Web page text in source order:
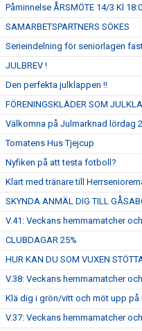
Påminnelse ÅRSMÖTE 14/3 Kl
SAMARBETSPARTNERS SÖKES
Serieindelning för seniorlagen
JULBREV !
Den perfekta julklappen !!
FÖRENINGSKLÄDER SOM
Välkomna på Julmarknad lördag
Tomatens Hus Tjejcup
Nyfiken på att testa fotboll?
Klart med tränare till
SKYNDA ANMÄL DIG TILL
V.41: Veckans hemmamatcher
CLUBDAGAR 25%
HUR KAN DU SOM VUXEN
V.38: Veckans hemmamatcher
Klä dig i grön/vitt och möt upp på
V.37: Veckans hemmamatcher